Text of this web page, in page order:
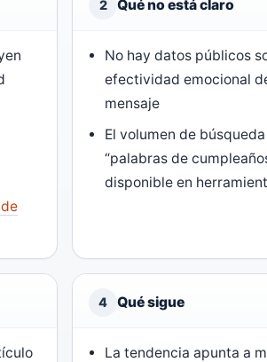
2 Qué no está claro
No hay datos públicos
efectividad emocional
mensaje
El volumen de
“palabras de
disponible en
4 Qué sigue
La tendencia apunta a